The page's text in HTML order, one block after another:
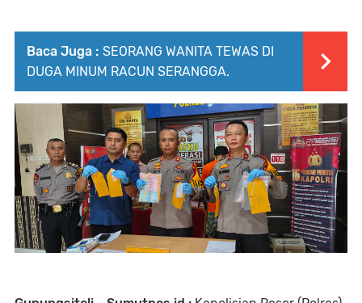
Baca Juga : SEORANG WANITA TEWAS DI
DUGA MINUM RACUN SERANGGA.